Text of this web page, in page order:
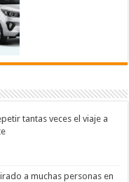
tantas veces el viaje a
a muchas personas en